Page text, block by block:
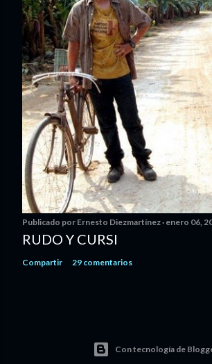
Publicado por Ernesto Diezmartínez enero 06,
RUDO Y CURSI
Compartir 29 comentarios
Con tecnología de